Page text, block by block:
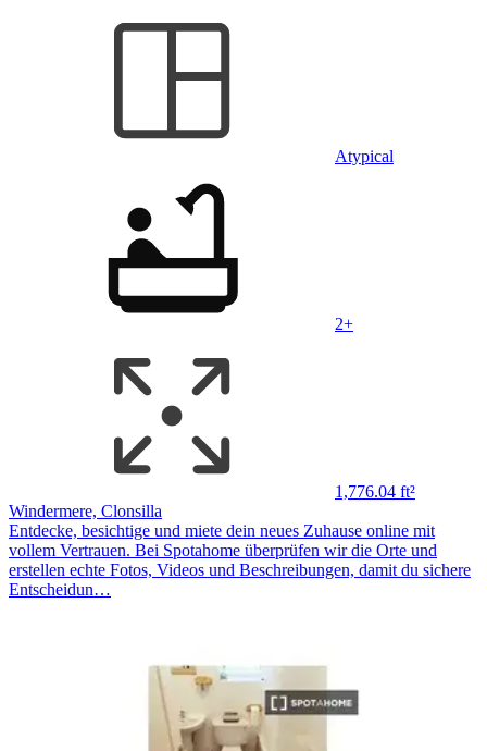
Atypical
2+
1,776.04 ft²
Windermere, Clonsilla
Entdecke, besichtige und miete dein neues Zuhause online mit
vollem Vertrauen. Bei Spotahome überprüfen wir die Orte und
erstellen echte Fotos, Videos und Beschreibungen, damit du sichere
Entscheidun…